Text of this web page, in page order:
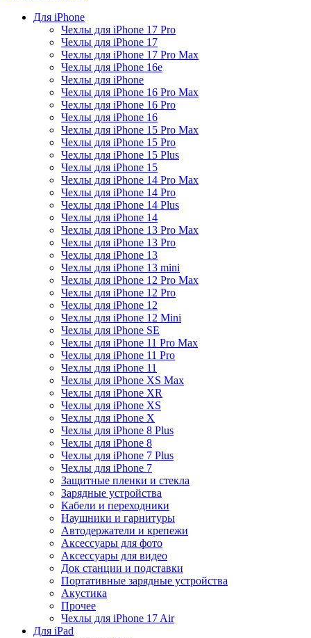
Для iPhone
Чехлы для iPhone 17 Pro
Чехлы для iPhone 17
Чехлы для iPhone 17 Pro Max
Чехлы для iPhone 16e
Чехлы для iPhone
Чехлы для iPhone 16 Pro Max
Чехлы для iPhone 16 Pro
Чехлы для iPhone 16
Чехлы для iPhone 15 Pro Max
Чехлы для iPhone 15 Pro
Чехлы для iPhone 15 Plus
Чехлы для iPhone 15
Чехлы для iPhone 14 Pro Max
Чехлы для iPhone 14 Pro
Чехлы для iPhone 14 Plus
Чехлы для iPhone 14
Чехлы для iPhone 13 Pro Max
Чехлы для iPhone 13 Pro
Чехлы для iPhone 13
Чехлы для iPhone 13 mini
Чехлы для iPhone 12 Pro Max
Чехлы для iPhone 12 Pro
Чехлы для iPhone 12
Чехлы для iPhone 12 Mini
Чехлы для iPhone SE
Чехлы для iPhone 11 Pro Max
Чехлы для iPhone 11 Pro
Чехлы для iPhone 11
Чехлы для iPhone XS Max
Чехлы для iPhone XR
Чехлы для iPhone XS
Чехлы для iPhone X
Чехлы для iPhone 8 Plus
Чехлы для iPhone 8
Чехлы для iPhone 7 Plus
Чехлы для iPhone 7
Защитные пленки и стекла
Зарядные устройства
Кабели и переходники
Наушники и гарнитуры
Автодержатели и крепежи
Аксессуары для фото
Аксессуары для видео
Док станции и подставки
Портативные зарядные устройства
Акустика
Прочее
Чехлы для iPhone 17 Air
Для iPad